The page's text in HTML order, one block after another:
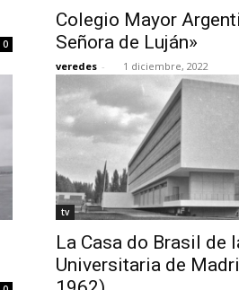
0
Colegio Mayor
Señora de Luján»
veredes - 1 diciembre, 2022
tv
La Casa do Brasil de
Universitaria de